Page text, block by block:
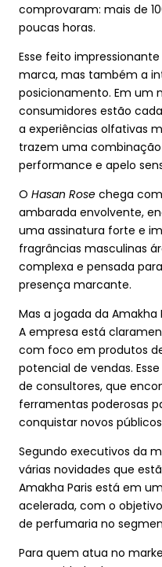
comprovaram: mais de
poucas horas.
Esse feito
marca, mas também a
posicionamento. Em um
consumidores estão
a experiências olfativas
trazem uma
performance e apelo
O Hasan Rose chega
ambarada envolvente,
uma assinatura forte e
fragrâncias masculinas
complexa e pensada
presença marcante.
Mas a jogada da
A empresa está
com foco em produtos
potencial de vendas.
de consultores, que
ferramentas poderosas
conquistar novos
Segundo executivos da
várias novidades que
Amakha Paris está em
acelerada, com o
de perfumaria no
Para quem atua no